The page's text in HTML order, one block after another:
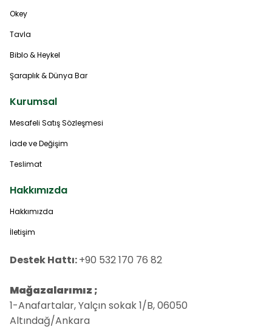
Okey
Tavla
Biblo & Heykel
Şaraplık & Dünya Bar
Kurumsal
Mesafeli Satış Sözleşmesi
İade ve Değişim
Teslimat
Hakkımızda
Hakkımızda
İletişim
Destek Hattı:+90 532 170 76 82
Mağazalarımız ;
1-Anafartalar, Yalçın sokak 1/B, 06050
Altındağ/Ankara